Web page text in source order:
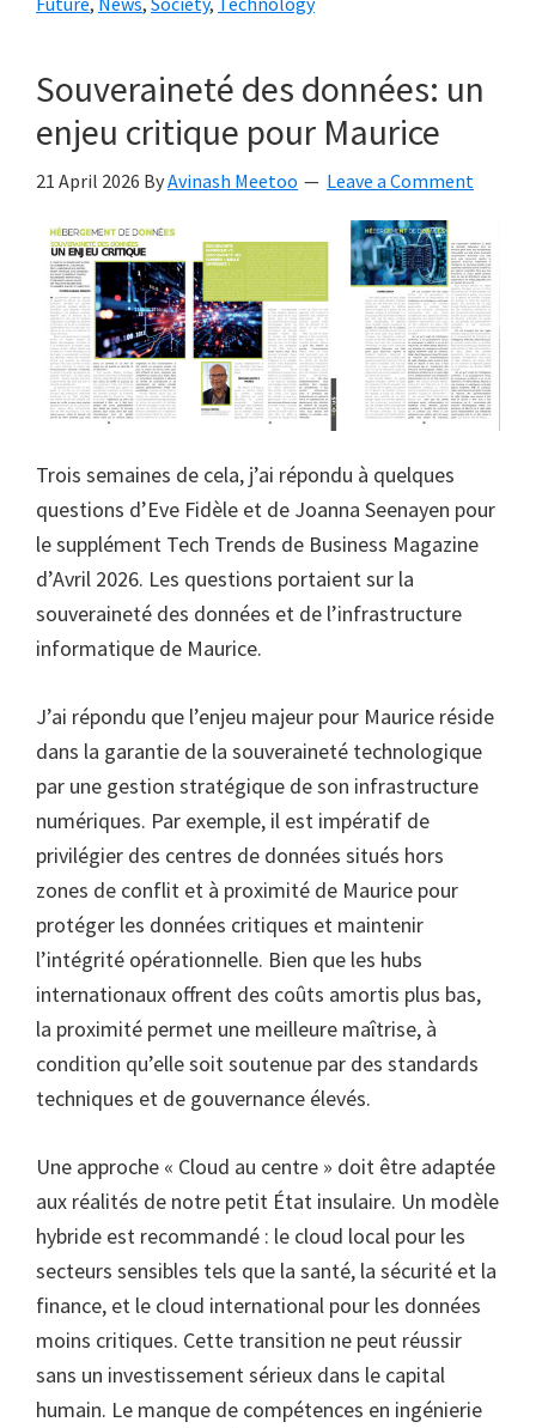
Souveraineté des données: un
enjeu critique pour Maurice
21 April 2026 ByAvinash Meetoo Leave a Comment
Trois semaines de cela, j’ai répondu à quelques
questions d’Eve Fidèle et de Joanna Seenayen pour
le supplément Tech Trends de Business Magazine
d’Avril 2026. Les questions portaient sur la
souveraineté des données et de l’infrastructure
informatique de Maurice.
J’ai répondu que l’enjeu majeur pour Maurice réside
dans la garantie de la souveraineté technologique
par une gestion stratégique de son infrastructure
numériques. Par exemple, il est impératif de
privilégier des centres de données situés hors
zones de conflit et à proximité de Maurice pour
protéger les données critiques et maintenir
l’intégrité opérationnelle. Bien que les hubs
internationaux offrent des coûts amortis plus bas,
la proximité permet une meilleure maîtrise, à
condition qu’elle soit soutenue par des standards
techniques et de gouvernance élevés.
Une approche « Cloud au centre » doit être adaptée
aux réalités de notre petit État insulaire. Un modèle
hybride est recommandé : le cloud local pour les
secteurs sensibles tels que la santé, la sécurité et la
finance, et le cloud international pour les données
moins critiques. Cette transition ne peut réussir
sans un investissement sérieux dans le capital
humain. Le manque de compétences en ingénierie